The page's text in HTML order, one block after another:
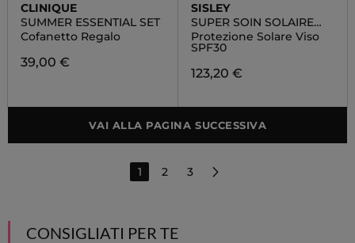
CLINIQUE
SUMMER ESSENTIAL SET
Cofanetto Regalo
39,00 €
SISLEY
SUPER SOIN SOLAIRE
TEINTÉ
Protezione Solare Viso
SPF30
123,20 €
VAI ALLA PAGINA SUCCESSIVA
1 2 3
CONSIGLIATI PER TE